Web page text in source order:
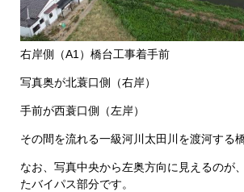
右岸側（A1）橋台工事着手前​
写真奥が北蓑口側（右岸）
​​手前が西蓑口側（左岸）
その間を流れる一級河川太田川を渡河する
なお、写真中央から左奥方向に見えるのが
たバイパス部分です。